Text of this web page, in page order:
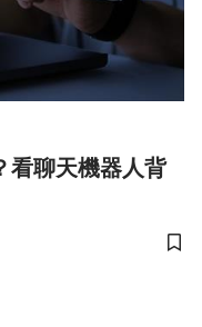
看聊天機器人背
儲